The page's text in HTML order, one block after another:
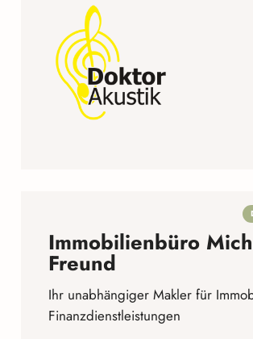
Immobilienbüro
Freund
Ihr unabhängiger Makler für
Finanzdienstleistungen